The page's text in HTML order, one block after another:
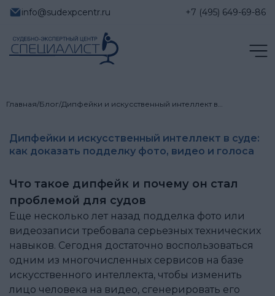
info@sudexpcentr.ru +7 (495) 649-69-86
Главная/Блог/Дипфейки и искусственный интеллект в…
Дипфейки и искусственный интеллект в суде:
как доказать подделку фото, видео и голоса
Что такое дипфейк и почему он стал
проблемой для судов
Еще несколько лет назад подделка фото или
видеозаписи требовала серьезных технических
навыков. Сегодня достаточно воспользоваться
одним из многочисленных сервисов на базе
искусственного интеллекта, чтобы изменить
лицо человека на видео, сгенерировать его